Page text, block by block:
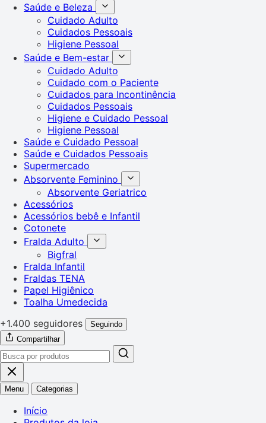
Saúde e Beleza
Cuidado Adulto
Cuidados Pessoais
Higiene Pessoal
Saúde e Bem-estar
Cuidado Adulto
Cuidado com o Paciente
Cuidados para Incontinência
Cuidados Pessoais
Higiene e Cuidado Pessoal
Higiene Pessoal
Saúde e Cuidado Pessoal
Saúde e Cuidados Pessoais
Supermercado
Absorvente Feminino
Absorvente Geriatrico
Acessórios
Acessórios bebê e Infantil
Cotonete
Fralda Adulto
Bigfral
Fralda Infantil
Fraldas TENA
Papel Higiênico
Toalha Umedecida
+1.400 seguidores
Seguindo
Compartilhar
Menu Categorias
Início